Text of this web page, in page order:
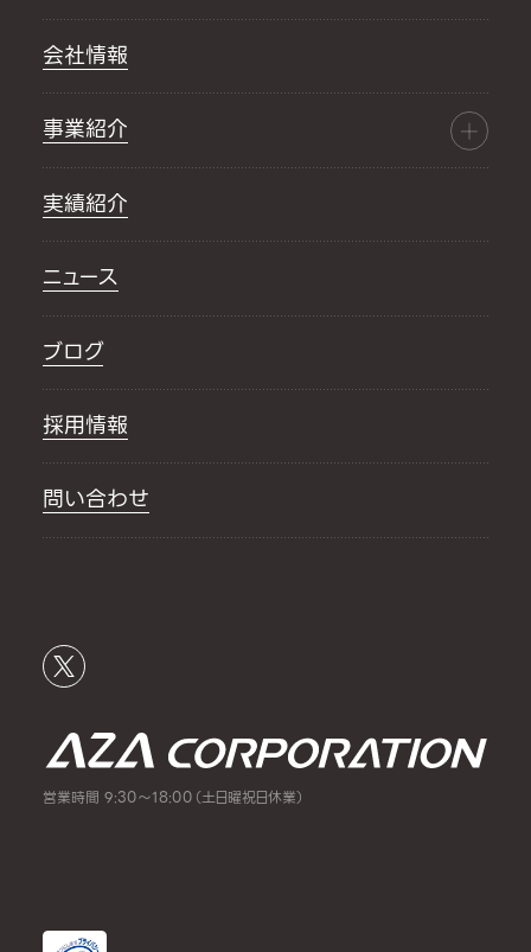
会社情報
事業紹介
実績紹介
ニュース
ブログ
採用情報
問い合わせ
営業時間 9:30～18:00（土日曜祝日休業）